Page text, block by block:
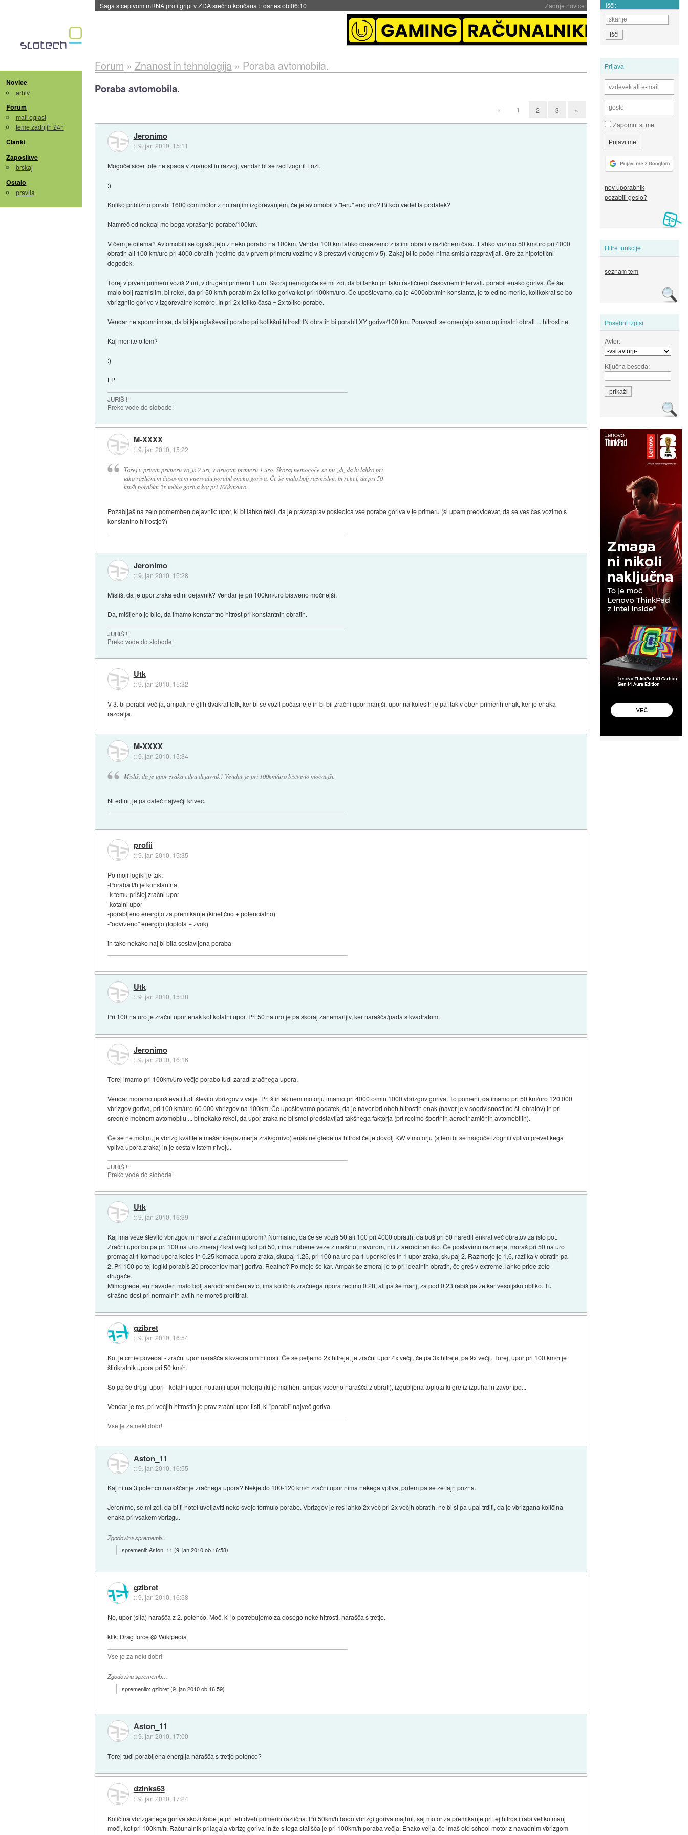
Zadnje novice
BMW v vozilih začel predvajati reklame::danes ob 06:09 Išči:
Novice
arhiv
Forum
mali oglasi
teme zadnjih 24h
Članki
Zaposlitve
brskaj
Ostalo
pravila
Prijava
Zapomni si me
nov uporabnik
pozabili geslo?
Hitre funkcije
seznam tem
Posebni izpisi
Avtor:
Ključna beseda:
Forum » Znanost in tehnologija» Poraba avtomobila.
Poraba avtomobila.
« 1 2 3 »
Jeronimo
::9. jan 2010, 15:11
Mogoče sicer tole ne spada v znanost in razvoj, vendar bi se rad izognil Loži.
:)
Koliko približno porabi 1600 ccm motor z notranjim izgorevanjem, če je avtomobil v "leru" eno uro? Bi kdo vedel ta podatek?
Namreč od nekdaj me bega vprašanje porabe/100km.
V čem je dilema? Avtomobili se oglašujejo z neko porabo na 100km. Vendar 100 km lahko dosežemo z istimi obrati v različnem času. Lahko vozimo 50 km/uro pri 4000
obratih ali 100 km/uro pri 4000 obratih (recimo da v prvem primeru vozimo v 3 prestavi v drugem v 5). Zakaj bi to počel nima smisla razpravljati. Gre za hipotetični
dogodek.
Torej v prvem primeru voziš 2 uri, v drugem primeru 1 uro. Skoraj nemogoče se mi zdi, da bi lahko pri tako različnem časovnem intervalu porabil enako goriva. Če še
malo bolj razmislim, bi rekel, da pri 50 km/h porabim 2x toliko goriva kot pri 100km/uro. Če upoštevamo, da je 4000obr/min konstanta, je to edino merilo, kolikokrat se bo
vbrizgnilo gorivo v izgorevalne komore. In pri 2x toliko časa = 2x toliko porabe.
Vendar ne spomnim se, da bi kje oglaševali porabo pri kolikšni hitrosti IN obratih bi porabil XY goriva/100 km. Ponavadi se omenjajo samo optimalni obrati ... hitrost ne.
Kaj menite o tem?
:)
LP
JURIŠ !!!
Preko vode do slobode!
M-XXXX
::9. jan 2010, 15:22
Torej v prvem primeru voziš 2 uri, v drugem primeru 1 uro. Skoraj nemogoče se mi zdi, da bi lahko pri
tako različnem časovnem intervalu porabil enako goriva. Če še malo bolj razmislim, bi rekel, da pri 50
km/h porabim 2x toliko goriva kot pri 100km/uro.
Pozabljaš na zelo pomemben dejavnik: upor, ki bi lahko rekli, da je pravzaprav posledica vse porabe goriva v te primeru (si upam predvidevat, da se ves čas vozimo s
konstantno hitrostjo?)
Jeronimo
::9. jan 2010, 15:28
Misliš, da je upor zraka edini dejavnik? Vendar je pri 100km/uro bistveno močnejši.
Da, mišljeno je bilo, da imamo konstantno hitrost pri konstantnih obratih.
JURIŠ !!!
Preko vode do slobode!
Utk
::9. jan 2010, 15:32
V 3. bi porabil več ja, ampak ne glih dvakrat tolk, ker bi se vozil počasneje in bi bil zračni upor manjši, upor na kolesih je pa itak v obeh primerih enak, ker je enaka
razdalja.
M-XXXX
::9. jan 2010, 15:34
Misliš, da je upor zraka edini dejavnik? Vendar je pri 100km/uro bistveno močnejši.
Ni edini, je pa daleč največji krivec.
profii
::9. jan 2010, 15:35
Po moji logiki je tak:
-Poraba l/h je konstantna
-k temu prištej zračni upor
-kotalni upor
-porabljeno energijo za premikanje (kinetično + potencialno)
-"odvrženo" energijo (toplota + zvok)
in tako nekako naj bi bila sestavljena poraba
Utk
::9. jan 2010, 15:38
Pri 100 na uro je zračni upor enak kot kotalni upor. Pri 50 na uro je pa skoraj zanemarljiv, ker narašča/pada s kvadratom.
Jeronimo
::9. jan 2010, 16:16
Torej imamo pri 100km/uro večjo porabo tudi zaradi zračnega upora.
Vendar moramo upoštevati tudi število vbrizgov v valje. Pri štiritaktnem motorju imamo pri 4000 o/min 1000 vbrizgov goriva. To pomeni, da imamo pri 50 km/uro 120.000
vbrizgov goriva, pri 100 km/uro 60.000 vbrizgov na 100km. Če upoštevamo podatek, da je navor bri obeh hitrostih enak (navor je v soodvisnosti od št. obratov) in pri
srednje močnem avtomobilu ... bi nekako rekel, da upor zraka ne bi smel predstavljati takšnega faktorja (pri recimo športnih aerodinamičnih avtomobilih).
Če se ne motim, je vbrizg kvalitete mešanice(razmerja zrak/gorivo) enak ne glede na hitrost če je dovolj KW v motorju (s tem bi se mogoče izognili vplivu prevelikega
vpliva upora zraka) in je cesta v istem nivoju.
JURIŠ !!!
Preko vode do slobode!
Utk
::9. jan 2010, 16:39
Kaj ima veze število vbrizgov in navor z zračnim uporom? Normalno, da če se voziš 50 ali 100 pri 4000 obratih, da boš pri 50 naredil enkrat več obratov za isto pot.
Zračni upor bo pa pri 100 na uro zmeraj 4krat večji kot pri 50, nima nobene veze z mašino, navorom, niti z aerodinamiko. Če postavimo razmerja, moraš pri 50 na uro
premagat 1 komad upora koles in 0.25 komada upora zraka, skupaj 1.25, pri 100 na uro pa 1 upor koles in 1 upor zraka, skupaj 2. Razmerje je 1,6, razlika v obratih pa
2. Pri 100 po tej logiki porabiš 20 procentov manj goriva. Realno? Po moje še kar. Ampak še zmeraj je to pri idealnih obratih, če greš v extreme, lahko pride zelo
drugače.
Mimogrede, en navaden malo bolj aerodinamičen avto, ima količnik zračnega upora recimo 0.28, ali pa še manj, za pod 0.23 rabiš pa že kar vesoljsko obliko. Tu
strašno dost pri normalnih avtih ne moreš profitirat.
gzibret
::9. jan 2010, 16:54
Kot je crnie povedal - zračni upor narašča s kvadratom hitrosti. Če se peljemo 2x hitreje, je zračni upor 4x večji, če pa 3x hitreje, pa 9x večji. Torej, upor pri 100 km/h je
štirikratnik upora pri 50 km/h.
So pa še drugi upori - kotalni upor, notranji upor motorja (ki je majhen, ampak vseeno narašča z obrati), izgubljena toplota ki gre iz izpuha in zavor ipd...
Vendar je res, pri večjih hitrostih je prav zračni upor tisti, ki "porabi" največ goriva.
Vse je za neki dobr!
Aston_11
::9. jan 2010, 16:55
Kaj ni na 3 potenco naraščanje zračnega upora? Nekje do 100-120 km/h zračni upor nima nekega vpliva, potem pa se že fajn pozna.
Jeronimo, se mi zdi, da bi ti hotel uveljaviti neko svojo formulo porabe. Vbrizgov je res lahko 2x več pri 2x večjh obratih, ne bi si pa upal trditi, da je vbrizgana količina
enaka pri vsakem vbrizgu.
Zgodovina sprememb…
spremenil:Aston_11 (9. jan 2010 ob 16:58)
gzibret
::9. jan 2010, 16:58
Ne, upor (sila) narašča z 2. potenco. Moč, ki jo potrebujemo za dosego neke hitrosti, narašča s tretjo.
klik: Drag force @ Wikipedia
Vse je za neki dobr!
Zgodovina sprememb…
spremenilo:gzibret(9. jan 2010 ob 16:59)
Aston_11
::9. jan 2010, 17:00
Torej tudi porabljena energija narašča s tretjo potenco?
dzinks63
::9. jan 2010, 17:24
Količina vbrizganega goriva skozi šobe je pri teh dveh primerih različna. Pri 50km/h bodo vbrizgi goriva majhni, saj motor za premikanje pri tej hitrosti rabi veliko manj
moči, kot pri 100km/h. Računalnik prilagaja vbrizg goriva in že s tega stališča je pri 100km/h poraba večja. Enako velja, če imaš old school motor z navadnim vbrizgom